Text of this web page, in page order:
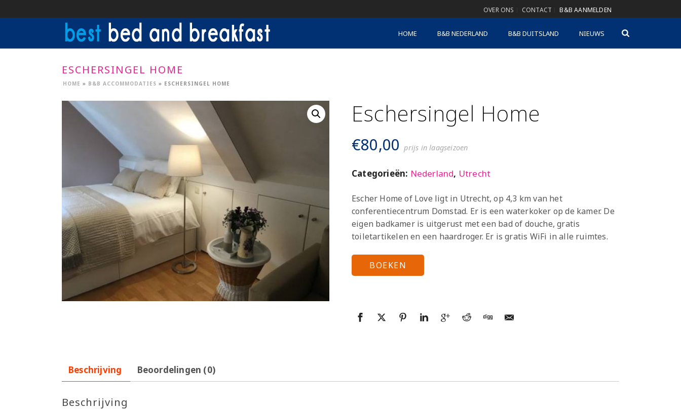
OVER ONS CONTACT B&B AANMELDEN
HOME B&B NEDERLAND B&B DUITSLAND NIEUWS
ESCHERSINGEL HOME
HOME » B&B ACCOMMODATIES » ESCHERSINGEL HOME
Eschersingel Home
€80,00 prijs in laagseizoen
Categorieën: Nederland, Utrecht
Escher Home of Love ligt in Utrecht, op 4,3 km van het
conferentiecentrum Domstad. Er is een waterkoker op de kamer. De
eigen badkamer is uitgerust met een bad of douche, gratis
toiletartikelen en een haardroger. Er is gratis WiFi in alle ruimtes.
BOEKEN
Beschrijving Beoordelingen (0)
Beschrijving